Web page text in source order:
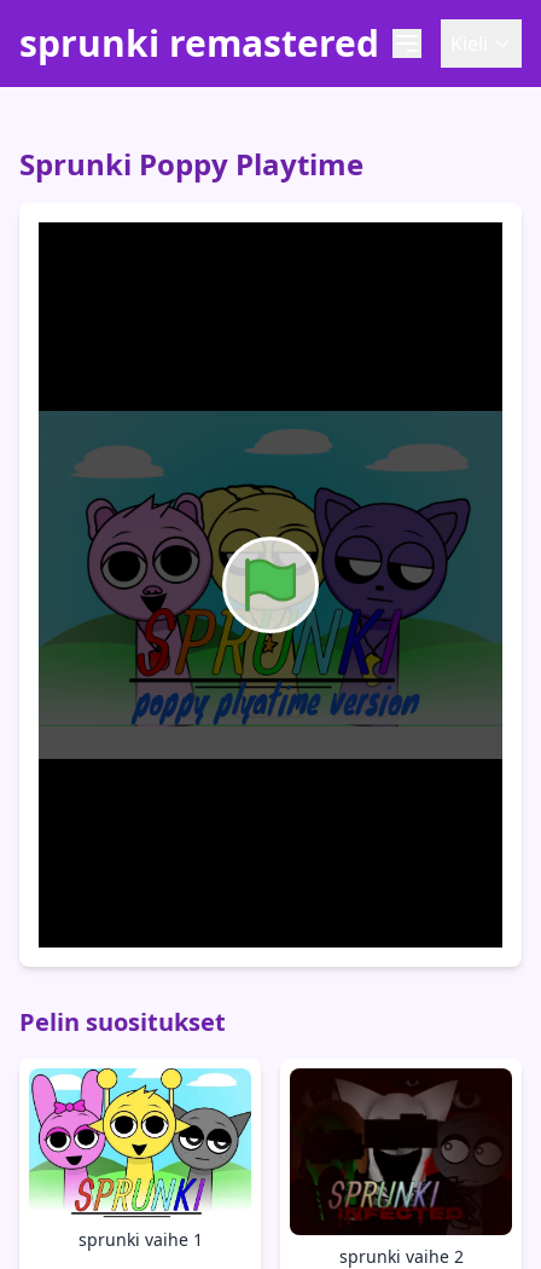
sprunki remastered
Sprunki Poppy Playtime
Pelin suositukset
sprunki vaihe 1
sprunki vaihe 2